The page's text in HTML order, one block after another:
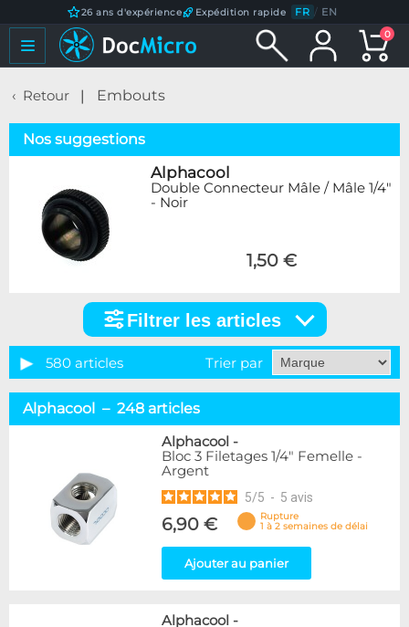
26 ans d'expérience Expédition rapide FR / EN
0
Retour Embouts
Nos suggestions
Alphacool
Double Connecteur Mâle / Mâle 1/4"
- Noir
1,50 €
articles
Catégorie
Embouts tuyaux souples
Embouts tubes rigides
110
18
Adaptateurs
338
Marque
Alphacool
52
55
10
Filtrer les articles
580 articles Trier par
Alphacool – 248 articles
Alphacool -
Bloc 3 Filetages 1/4" Femelle -
Argent
5/5 - 5 avis
6,90 €
Rupture
1 à 2 semaines de délai
Ajouter au panier
Alphacool -